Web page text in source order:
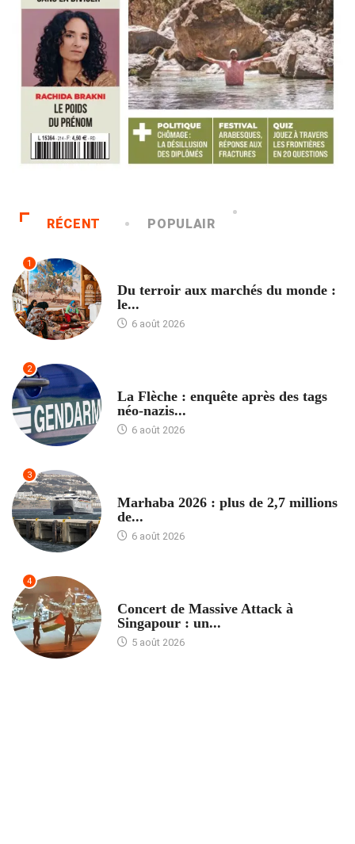
RÉCENT POPULAIR
1
Du terroir aux marchés du monde :
le...
6 août 2026
2
La Flèche : enquête après des tags
néo-nazis...
6 août 2026
3
Marhaba 2026 : plus de 2,7 millions
de...
6 août 2026
4
Concert de Massive Attack à
Singapour : un...
5 août 2026